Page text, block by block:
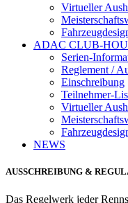
Virtueller
ADAC CLUB-
Serien-
Reglement /
Einschreibung
Teilnehmer-
Virtueller
NEWS
AUSSCHREIBUNG &
Das Regelwerk jeder